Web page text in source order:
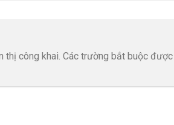
thị công khai. Các trường bắt buộc được